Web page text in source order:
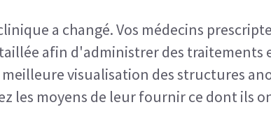
a changé. Vos médecins
afin d'administrer des traitements
visualisation des structures
les moyens de leur fournir ce dont ils